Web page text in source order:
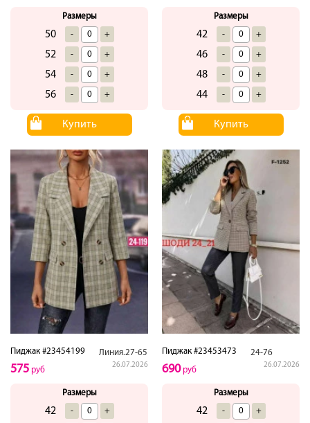
Размеры
50 - +
52 - +
54 - +
56 - +
Купить
Размеры
42 - +
46 - +
48 - +
44 - +
Купить
Пиджак #23454199 Линия.27-65
26.07.2026
575 руб
Размеры
42 - +
Пиджак #23453473 24-76
26.07.2026
690руб
Размеры
42 - +